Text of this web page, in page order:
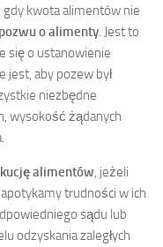
gdy kwota alimentów nie
pozwu o alimenty . Jest to
się o ustanowienie
jest, aby pozew był
niezbędne
wysokość żądanych
alimentów , jeżeli
trudności w ich
sądu lub
odzyskania zaległych